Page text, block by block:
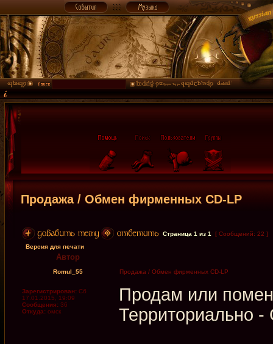
Продажа / Обмен фирменных CD-LP
Страница 1 из 1
[ Сообщений: 22 ]
Версия для печати
Автор
Romul_55 Продажа / Обмен фирменных CD-LP
Зарегистрирован: Сб
17.01.2015, 19:09
Сообщения: 36
Откуда: омск
Продам или
Территориально -